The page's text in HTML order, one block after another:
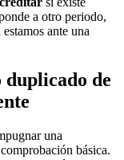
a otro periodo,
ante una
de
una
básica.